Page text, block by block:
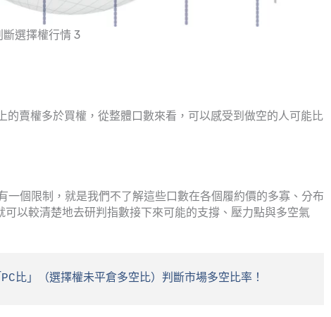
選擇權行情 3
的賣權多於買權，從整體口數來看，可以感受到做空的人可能比
一個限制，就是我們不了解這些口數在各個履約價的多寡、分布
以較清楚地去研判指數接下來可能的支撐、壓力點與多空氣
比」（選擇權未平倉多空比）判斷市場多空比率！